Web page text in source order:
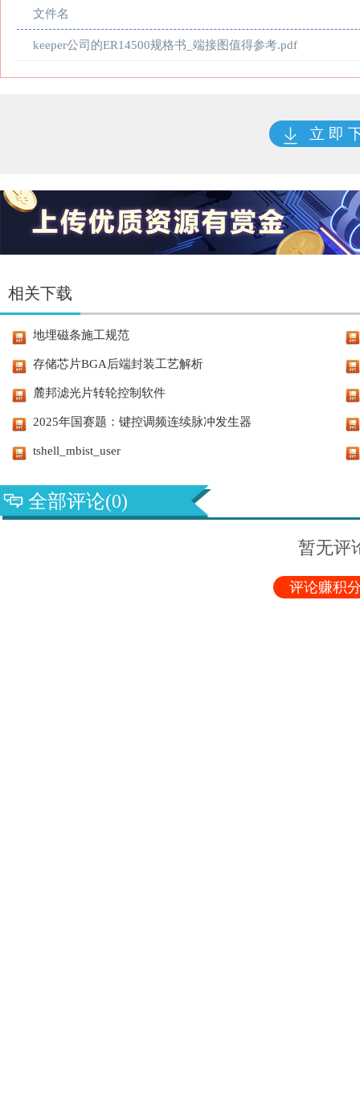
文件名
keeper公司的ER14500规格书_端接图值得参考.pdf
立 即
相关下载
地埋磁条施工规范
存储芯片BGA后端封装工艺解析
麓邦滤光片转轮控制软件
2025年国赛题：键控调频连续脉冲发生器
tshell_mbist_user
全部评论(0)
暂无评
评论赚积